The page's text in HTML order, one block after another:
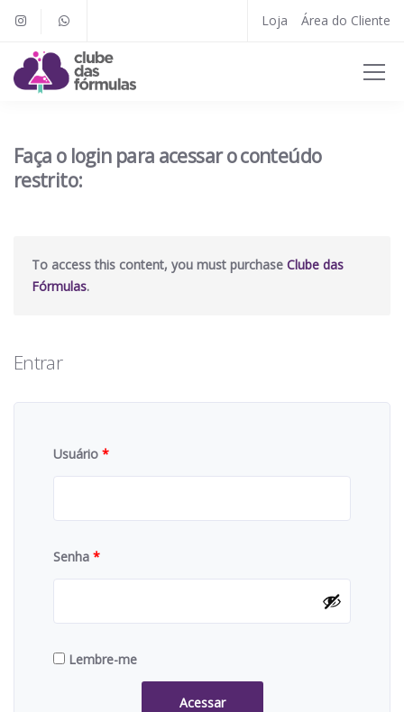
Loja Área do Cliente
Faça o login para acessar o conteúdo
restrito:
To access this content, you must purchase Clube das
Fórmulas.
Entrar
Usuário *
Senha *
Lembre-me
Acessar